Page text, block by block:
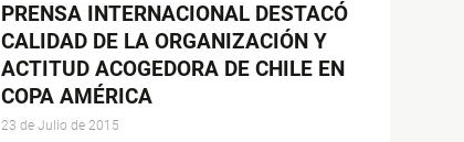
PRENSA INTERNACIONAL DESTACÓ
CALIDAD DE LA ORGANIZACIÓN Y
ACTITUD ACOGEDORA DE CHILE EN
COPA AMÉRICA
23 de Julio de 2015